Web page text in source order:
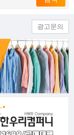
광고문의